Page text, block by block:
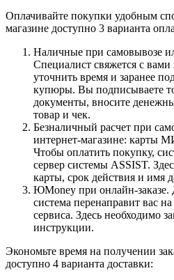
Оплачивайте покупки удобным
магазине доступно 3 варианта
Наличные при самовывозе
Специалист свяжется с
уточнить время и заранее
купюры. Вы подписываете
документы, вносите
товар и чек.
Безналичный расчет при
интернет-магазине: карты
Чтобы оплатить покупку,
сервер системы ASSIST.
карты, срок действия и имя
ЮMoney при онлайн-заказе.
система перенаправит вас
сервиса. Здесь необходимо
инструкции.
Экономьте время на получении
доступно 4 варианта доставки: